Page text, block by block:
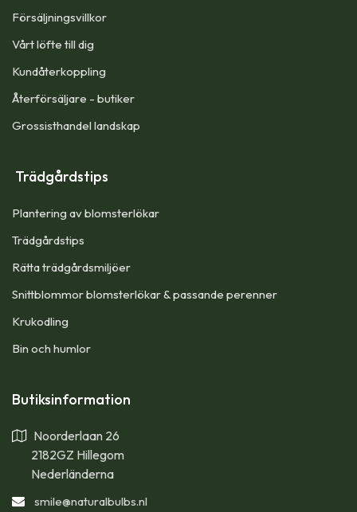
Försäljningsvillkor
Vårt löfte till dig​
Kundåterkoppling
Återförsäljare - butiker
Grossisthandel landskap
Trädgårdstips
Plantering av blomsterlökar
Trädgårdstips
Rätta trädgårdsmiljöer
Snittblommor blomsterlökar & passande perenner
Krukodling
Bin och humlor
Butiksinformation
Noorderlaan 26
2182GZ Hillegom
Nederländerna
smile@naturalbulbs.nl